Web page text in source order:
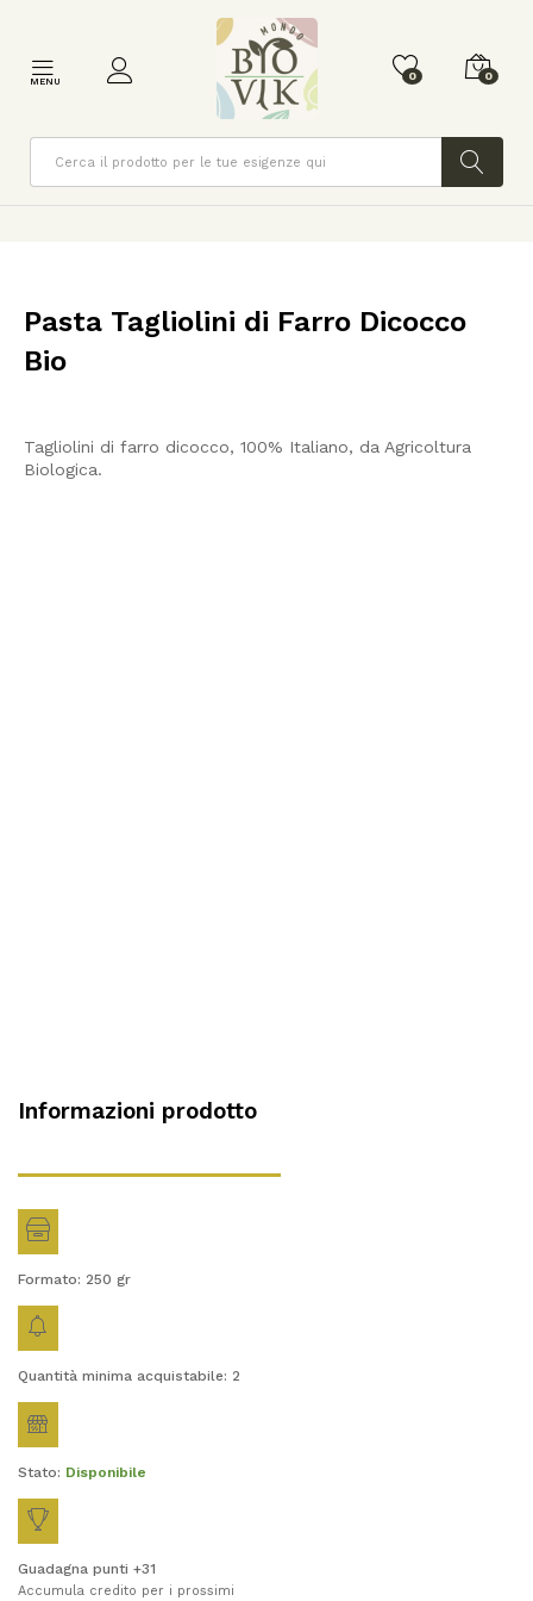
MENU 0 0
Cerca
Pasta Tagliolini di Farro Dicocco
Bio
Tagliolini di farro dicocco, 100% Italiano, da Agricoltura
Biologica.
Informazioni prodotto
Formato: 250 gr
Quantità minima acquistabile: 2
Stato: Disponibile
Guadagna punti +31
Accumula credito per i prossimi